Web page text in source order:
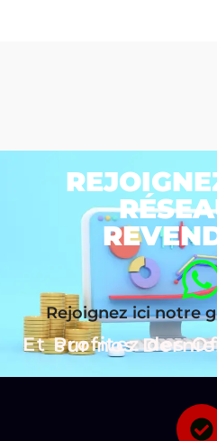
Rejoignez ici notre
Et Profitez des Offres